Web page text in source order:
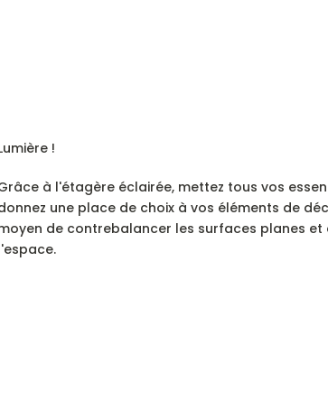
!
à l'étagère éclairée, mettez tous vos
une place de choix à vos éléments de
de contrebalancer les surfaces planes et